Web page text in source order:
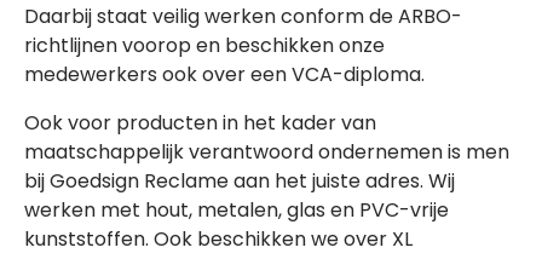
Daarbij staat veilig werken conform de ARBO-
richtlijnen voorop en beschikken onze
medewerkers ook over een VCA-diploma.
Ook voor producten in het kader van
maatschappelijk verantwoord ondernemen is men
bij Goedsign Reclame aan het juiste adres. Wij
werken met hout, metalen, glas en PVC-vrije
kunststoffen. Ook beschikken we over XL